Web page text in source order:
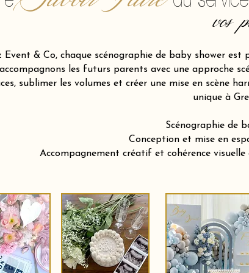
vos
Event & Co, chaque scénographie de baby shower
les futurs parents avec une approche
sublimer les volumes et créer une mise en scène
unique à
Scénographie de
Conception et mise en
Accompagnement créatif et cohérence